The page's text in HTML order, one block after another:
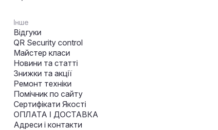
Інше
Відгуки
QR Security control
Майстер класи
Новини та статті
Знижки та акції
Ремонт техніки
Помічник по сайту
Сертифікати Якості
ОПЛАТА І ДОСТАВКА
Адреси і контакти